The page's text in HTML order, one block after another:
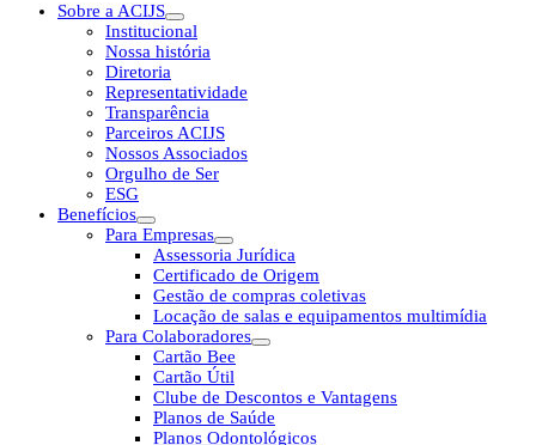
Sobre a ACIJS
Institucional
Nossa história
Diretoria
Representatividade
Transparência
Parceiros ACIJS
Nossos Associados
Orgulho de Ser
ESG
Benefícios
Para Empresas
Assessoria Jurídica
Certificado de Origem
Gestão de compras coletivas
Locação de salas e equipamentos multimídia
Para Colaboradores
Cartão Bee
Cartão Útil
Clube de Descontos e Vantagens
Planos de Saúde
Planos Odontológicos